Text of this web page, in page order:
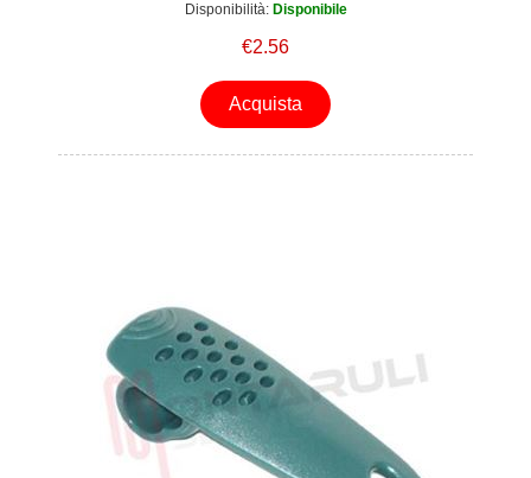
Disponibilità: Disponibile
€2.56
Acquista